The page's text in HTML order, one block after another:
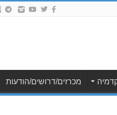
מכרזים/דרושים/הודעות